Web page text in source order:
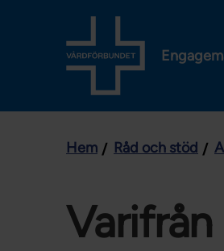
Hem Råd och stöd